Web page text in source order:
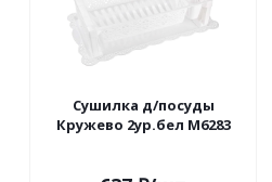
Сушилка д/посуды
Кружево 2ур.бел М6283